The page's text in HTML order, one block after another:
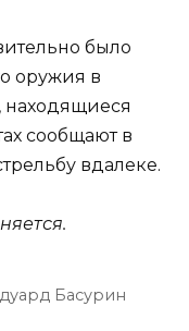
было
оружия в
сообщают в
вдалеке.
Басурин